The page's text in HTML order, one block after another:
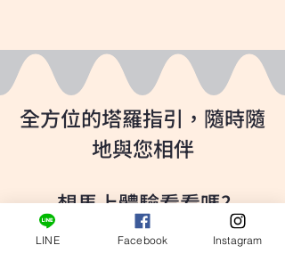
全方位的塔羅指引，隨時隨
地與您相伴
想馬上體驗看看嗎?
LINE Facebook Instagram